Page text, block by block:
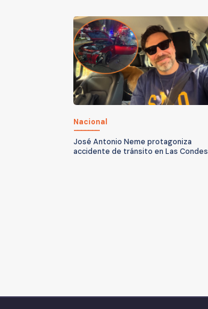
Nacional
José Antonio Neme protagoniza
accidente de tránsito en Las Condes